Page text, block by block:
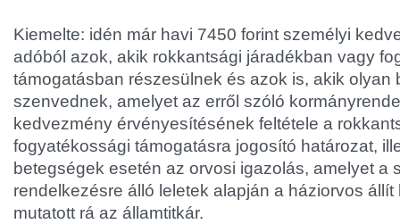
Kiemelte: idén már havi 7450 forint személyi
adóból azok, akik rokkantsági járadékban vagy
támogatásban részesülnek és azok is, akik olyan
szenvednek, amelyet az erről szóló
kedvezmény érvényesítésének feltétele a
fogyatékossági támogatásra jogosító határozat,
betegségek esetén az orvosi igazolás, amelyet a
rendelkezésre álló leletek alapján a háziorvos állít
mutatott rá az államtitkár.